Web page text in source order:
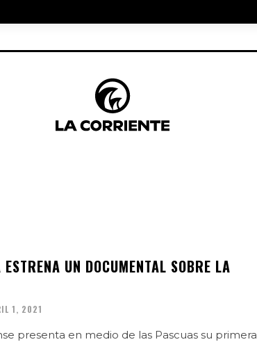
UN DOCUMENTAL SOBRE LA
1, 2021
presenta en medio de las Pascuas su primera